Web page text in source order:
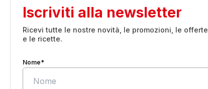
Iscriviti alla newsletter
Ricevi tutte le nostre novità, le promozioni, le offerte
e le ricette.
Nome*